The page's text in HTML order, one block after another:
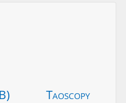
Taoscopy